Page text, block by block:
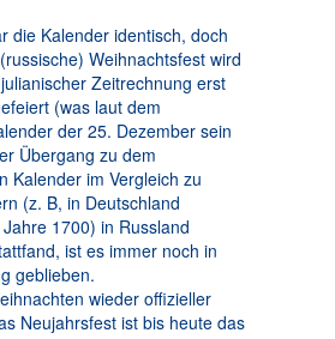
die Kalender identisch, doch
Weihnachtsfest wird
Zeitrechnung erst
(was laut dem
der 25. Dezember sein
Übergang zu dem
Kalender im Vergleich zu
(z. B, in Deutschland
1700) in Russland
ist es immer noch in
geblieben.
wieder offizieller
Neujahrsfest ist bis heute das